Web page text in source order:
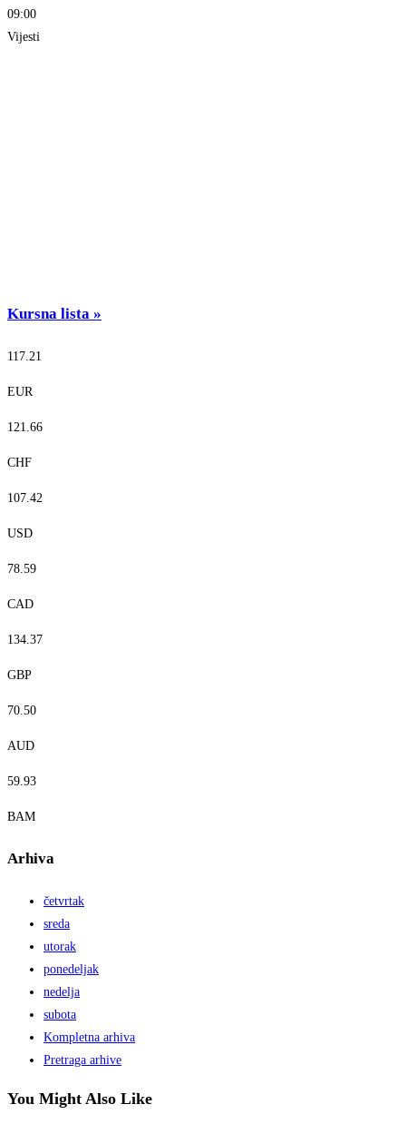
09:00
Vijesti
Kursna lista »
117.21
EUR
121.66
CHF
107.42
USD
78.59
CAD
134.37
GBP
70.50
AUD
59.93
BAM
Arhiva
četvrtak
sreda
utorak
ponedeljak
nedelja
subota
Kompletna arhiva
Pretraga arhive
You Might Also Like